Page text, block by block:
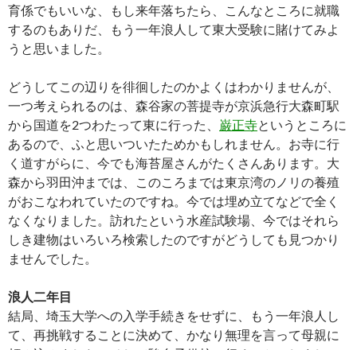
育係でもいいな、もし来年落ちたら、こんなところに就職
するのもありだ、もう一年浪人して東大受験に賭けてみよ
うと思いました。
どうしてこの辺りを徘徊したのかよくはわかりませんが、
一つ考えられるのは、森谷家の菩提寺が京浜急行大森町駅
から国道を2つわたって東に行った、
巌正寺というところに
あるので、ふと思いついたためかもしれません。お寺に行
く道すがらに、今でも海苔屋さんがたくさんあります。大
森から羽田沖までは、このころまでは東京湾のノリの養殖
がおこなわれていたのですね。今では埋め立てなどで全く
なくなりました。訪れたという水産試験場、今ではそれら
しき建物はいろいろ検索したのですがどうしても見つかり
ませんでした。
浪人二年目
結局、埼玉大学への入学手続きをせずに、もう一年浪人し
て、再挑戦することに決めて、かなり無理を言って母親に